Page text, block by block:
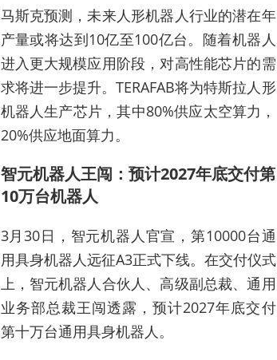
马斯克预测，未来人形机器人行业的潜在年
产量或将达到10亿至100亿台。随着机器人
进入更大规模应用阶段，对高性能芯片的需
求将进一步提升。TERAFAB将为特斯拉人形
机器人生产芯片，其中80%供应太空算力，
20%供应地面算力。
智元机器人王闯：预计2027年底交付第
10万台机器人
3月30日，智元机器人官宣，第10000台通
用具身机器人远征A3正式下线。在交付仪式
上，智元机器人合伙人、高级副总裁、通用
业务部总裁王闯透露，预计2027年底交付
第十万台通用具身机器人。